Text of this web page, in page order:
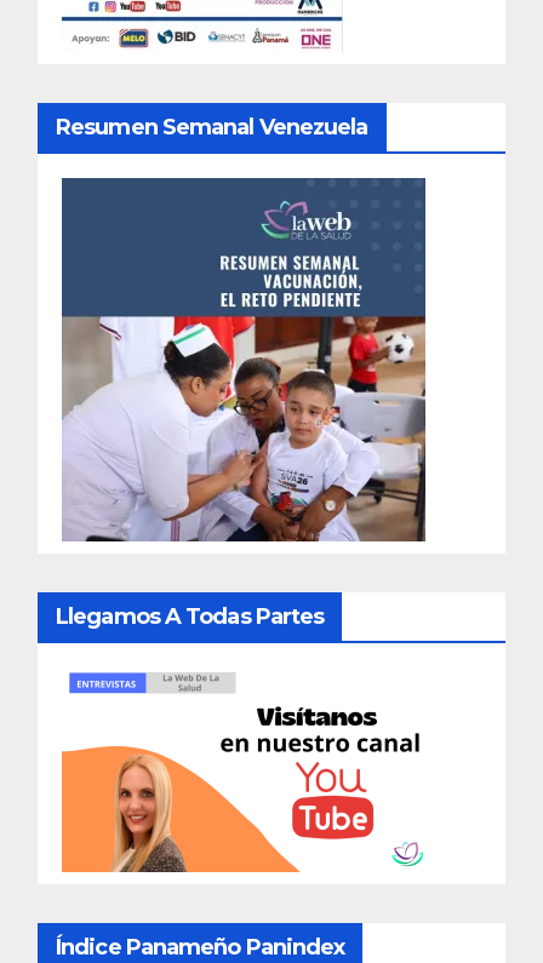
Resumen Semanal Venezuela
Llegamos A Todas Partes
Índice Panameño Panindex